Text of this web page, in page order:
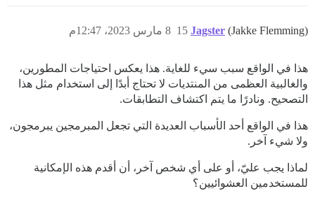
Jagster (Jakke Flemming) 8 مارس 2023، 12:47م 15
هذا في الواقع سبب سيء للغاية. هذا يعكس احتياجات المطورين،
والغالبية العظمى من المنتديات لا تحتاج أبدًا إلى استخدام مثل هذا
التصحيح. ونادرًا ما يتم اكتشاف التطابقات.
هذا في الواقع أحد الأسباب العديدة التي تجعل المبرمجين يبرمجون،
ولا شيء آخر.
لماذا يجب عليّ، أو على أي شخص آخر، أن أقدم هذه الإمكانية
للمستخدمين العشوائيين؟